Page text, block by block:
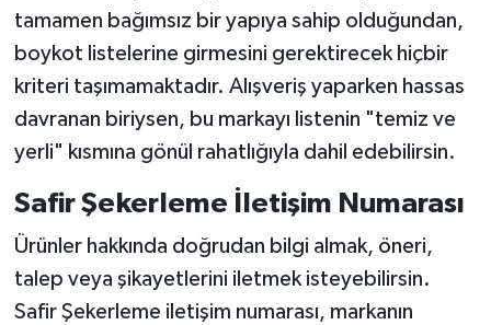
tamamen bağımsız bir yapıya sahip olduğundan,
boykot listelerine girmesini gerektirecek hiçbir
kriteri taşımamaktadır. Alışveriş yaparken hassas
davranan biriysen, bu markayı listenin "temiz ve
yerli" kısmına gönül rahatlığıyla dahil edebilirsin.
Safir Şekerleme İletişim Numarası
Ürünler hakkında doğrudan bilgi almak, öneri,
talep veya şikayetlerini iletmek isteyebilirsin.
Safir Şekerleme iletişim numarası, markanın